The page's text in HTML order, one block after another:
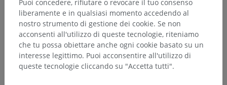
Gerarchia anatomica
Anatomia umana 2
Puoi concedere, rifiutare o revocare il tuo consenso
liberamente e in qualsiasi momento accedendo al
nostro strumento di gestione dei cookie. Se non
acconsenti all'utilizzo di queste tecnologie, riteniamo
che tu possa obiettare anche ogni cookie basato su un
interesse legittimo. Puoi acconsentire all'utilizzo di
queste tecnologie cliccando su "Accetta tutti".